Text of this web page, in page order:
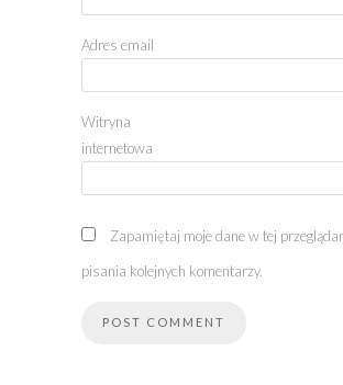
Adres email
Witryna
internetowa
Zapamiętaj moje dane w tej
pisania kolejnych komentarzy.